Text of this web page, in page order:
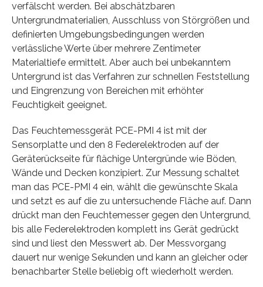
verfälscht werden. Bei abschätzbaren
Untergrundmaterialien, Ausschluss von Störgrößen und
definierten Umgebungsbedingungen werden
verlässliche Werte über mehrere Zentimeter
Materialtiefe ermittelt. Aber auch bei unbekanntem
Untergrund ist das Verfahren zur schnellen Feststellung
und Eingrenzung von Bereichen mit erhöhter
Feuchtigkeit geeignet.
Das Feuchtemessgerät PCE-PMI 4 ist mit der
Sensorplatte und den 8 Federelektroden auf der
Geräterückseite für flächige Untergründe wie Böden,
Wände und Decken konzipiert. Zur Messung schaltet
man das PCE-PMI 4 ein, wählt die gewünschte Skala
und setzt es auf die zu untersuchende Fläche auf. Dann
drückt man den Feuchtemesser gegen den Untergrund,
bis alle Federelektroden komplett ins Gerät gedrückt
sind und liest den Messwert ab. Der Messvorgang
dauert nur wenige Sekunden und kann an gleicher oder
benachbarter Stelle beliebig oft wiederholt werden.